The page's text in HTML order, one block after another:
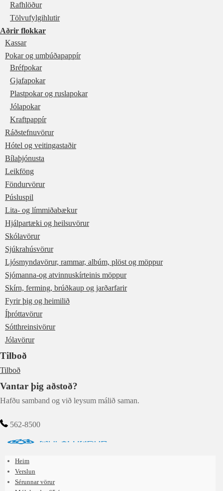
Rafhlöður
Tölvufylgihlutir
Aðrir flokkar
Kassar
Pokar og umbúðapappír
Bréfpokar
Gjafapokar
Plastpokar og ruslapokar
Jólapokar
Kraftpappír
Ráðstefnuvörur
Hótel og veitingastaðir
Bílaþjónusta
Leikföng
Föndurvörur
Púsluspil
Lita- og límmiðabækur
Hjálpartæki og heilsuvörur
Skólavörur
Sjúkrahúsvörur
Ljósmyndavörur, rammar, albúm, plöst og möppur
Sjómanna-og atvinnuskírteinis möppur
Skírn, ferming, brúðkaup og jarðarfarir
Fyrir þig og heimilið
Íþróttavörur
Sótthreinsivörur
Jólavörur
Tilboð
Tilboð
Vantar þig aðstoð?
Hafðu samband og við leysum málið saman.
562-8500
Heim
Verslun
Sérunnar vörur